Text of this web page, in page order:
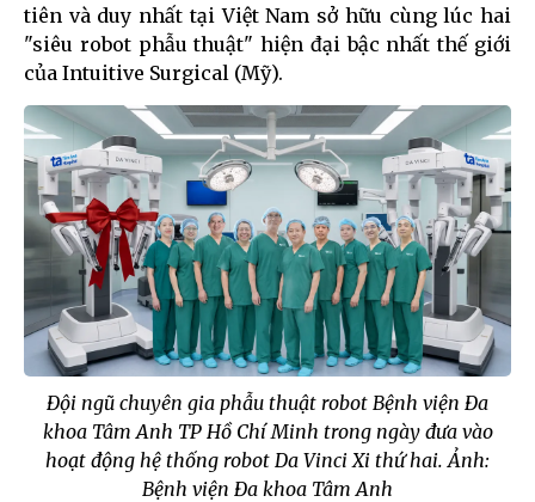
tiên và duy nhất tại Việt Nam sở hữu cùng lúc hai
"siêu robot phẫu thuật" hiện đại bậc nhất thế giới
của Intuitive Surgical (Mỹ).
Đội ngũ chuyên gia phẫu thuật robot Bệnh viện Đa
khoa Tâm Anh TP Hồ Chí Minh trong ngày đưa vào
hoạt động hệ thống robot Da Vinci Xi thứ hai. Ảnh:
Bệnh viện Đa khoa Tâm Anh